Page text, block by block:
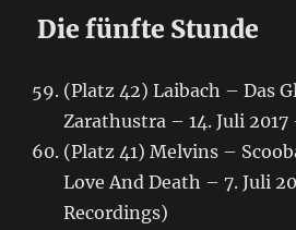
Die fünfte Stunde
(Platz 42) Laibach – Das
Zarathustra – 14. Juli
(Platz 41) Melvins –
Love And Death – 7. Juli
Recordings)